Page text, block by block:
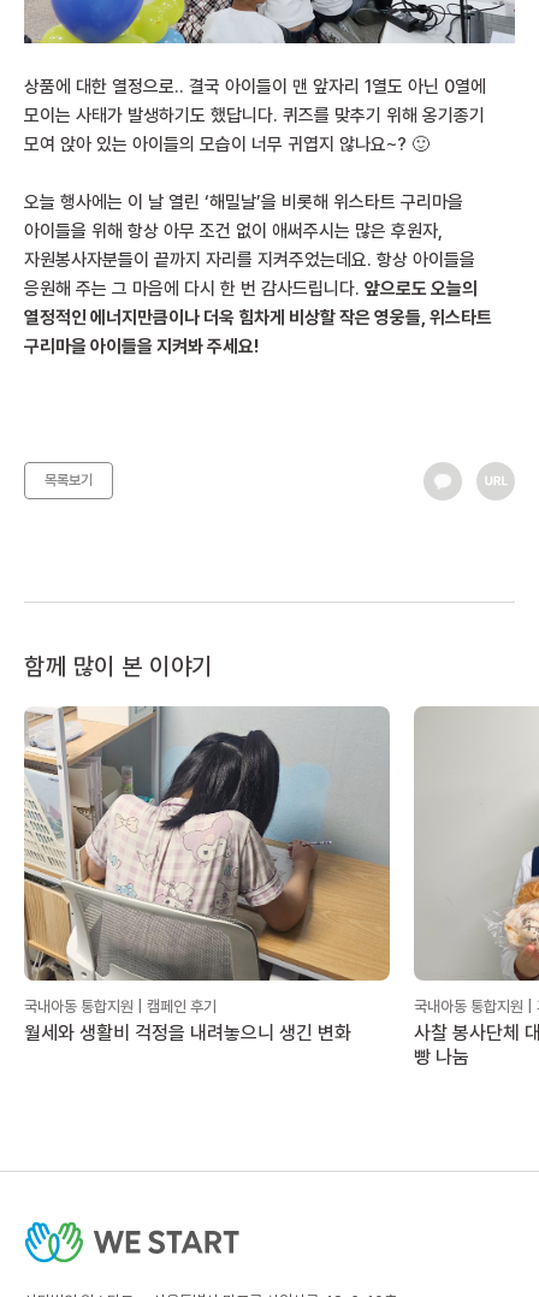
상품에 대한 열정으로.. 결국 아이들이 맨 앞자리 1열도 아닌 0열에
모이는 사태가 발생하기도 했답니다. 퀴즈를 맞추기 위해 옹기종기
모여 앉아 있는 아이들의 모습이 너무 귀엽지 않나요~? 🙂
오늘 행사에는 이 날 열린 ‘해밀날’을 비롯해 위스타트 구리마을
아이들을 위해 항상 아무 조건 없이 애써주시는 많은 후원자,
자원봉사자분들이 끝까지 자리를 지켜주었는데요. 항상 아이들을
응원해 주는 그 마음에 다시 한 번 감사드립니다. 앞으로도 오늘의
열정적인 에너지만큼이나 더욱 힘차게 비상할 작은 영웅들, 위스타트
구리마을 아이들을 지켜봐 주세요!
목록보기
함께 많이 본 이야기
국내아동 통합지원 | 캠페인 후기
월세와 생활비 걱정을 내려놓으니 생긴 변화
국내아동 통합지원 |
사찰 봉사단체
빵 나눔